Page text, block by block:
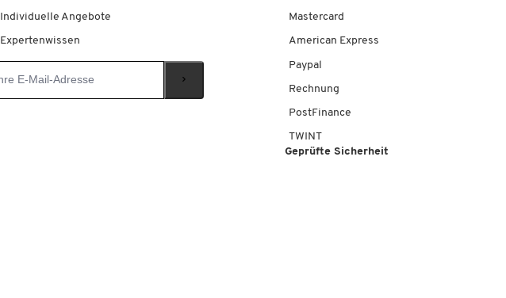
Individuelle Angebote
Expertenwissen
Mastercard
American Express
Paypal
Rechnung
PostFinance
TWINT
Geprüfte Sicherheit